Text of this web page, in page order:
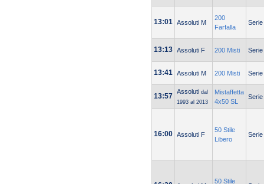
13:01 Assoluti M
200
Farfalla
Serie
13:13 Assoluti F 200 Misti Serie
13:41 Assoluti M 200 Misti Serie
13:57
Assoluti dal
1993 al 2013
Mistaffetta
4x50 SL
Serie
16:00 Assoluti F
50 Stile
Libero
Serie
50 Stile